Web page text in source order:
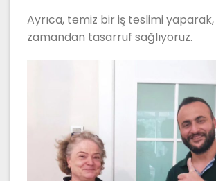
Ayrıca, temiz bir iş teslimi yaparak,
zamandan tasarruf sağlıyoruz.